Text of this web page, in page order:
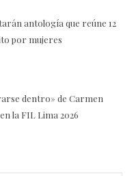
antología que reúne 12
por mujeres
dentro» de Carmen
la FIL Lima 2026